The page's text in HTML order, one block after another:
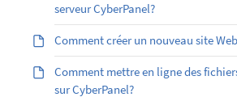
serveur CyberPanel?
Comment créer un nouveau site
Comment mettre en ligne des
sur CyberPanel?